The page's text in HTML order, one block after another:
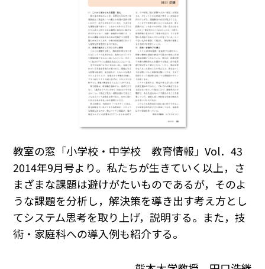
教室の窓「小学校・中学校 教育情報」Vol．43
2014年9月号より。私たちが生きていく以上，さ
まざまな課題は避けがたいものであるが，そのよ
うな課題を分析し，解決策を導き出す考え方とし
てシステム思考を取り上げ，説明する。また，技
術・家庭科への導入例も紹介する。